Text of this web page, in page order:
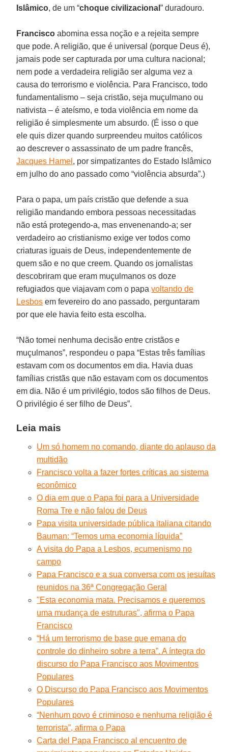
Islâmico, de um “choque civilizacional” duradouro.
Francisco abomina essa noção e a rejeita sempre
que pode. A religião, que é universal (porque Deus é),
jamais pode ser capturada por uma cultura nacional;
nem pode a verdadeira religião ser alguma vez a
causa do terrorismo e violência. Para Francisco, todo
fundamentalismo – seja cristão, seja muçulmano ou
nativista – é ateísmo, e toda violência em nome da
religião é simplesmente um absurdo. (É isso o que
ele quis dizer quando surpreendeu muitos católicos
ao descrever o assassinato de um padre francês,
Jacques Hamel , por simpatizantes do Estado Islâmico
em julho do ano passado como “violência absurda”.)
Para o papa, um país cristão que defende a sua
religião mandando embora pessoas necessitadas
não está protegendo-a, mas envenenando-a; ser
verdadeiro ao cristianismo exige ver todos como
criaturas iguais de Deus, independentemente de
quem são e no que creem. Quando os jornalistas
descobriram que eram muçulmanos os doze
refugiados que viajavam com o papa voltando de
Lesbos em fevereiro do ano passado, perguntaram
por que ele havia feito esta escolha.
“Não tomei nenhuma decisão entre cristãos e
muçulmanos”, respondeu o papa “Estas três famílias
estavam com os documentos em dia. Havia duas
famílias cristãs que não estavam com os documentos
em dia. Não é um privilégio, todos são filhos de Deus.
O privilégio é ser filho de Deus”.
Leia mais
Um só homem no comando, diante do aplauso da
multidão
Francisco volta a fazer fortes críticas ao sistema
econômico
O dia em que o Papa foi para a Universidade
Roma Tre e não falou de Deus
Papa visita universidade pública italiana citando
Bauman: “Temos uma economia líquida”
A visita do Papa a Lesbos, ecumenismo no
campo
Papa Francisco e a sua conversa com os jesuítas
reunidos na 36ª Congregação Geral
"Esta economia mata. Precisamos e queremos
uma mudança de estruturas", afirma o Papa
Francisco
“Há um terrorismo de base que emana do
controle do dinheiro sobre a terra”. A íntegra do
discurso do Papa Francisco aos Movimentos
Populares
O Discurso do Papa Francisco aos Movimentos
Populares
“Nenhum povo é criminoso e nenhuma religião é
terrorista”, afirma o Papa
Carta del Papa Francisco al encuentro de